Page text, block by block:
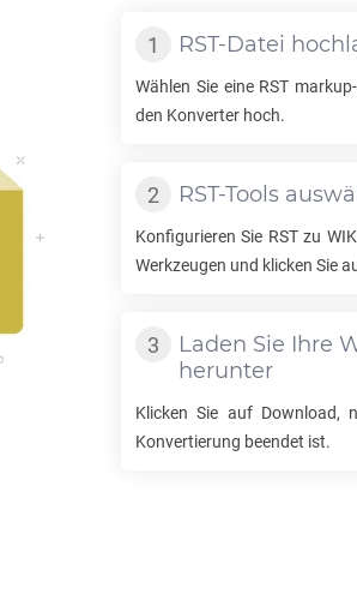
RST-Datei
Wählen Sie eine RST
den Konverter hoch.
RST-Tools
Konfigurieren Sie RSTzu
Werkzeugen und klicken Sie
Laden Sie Ihre
herunter
Klicken Sie auf Download,
Konvertierung beendet ist.